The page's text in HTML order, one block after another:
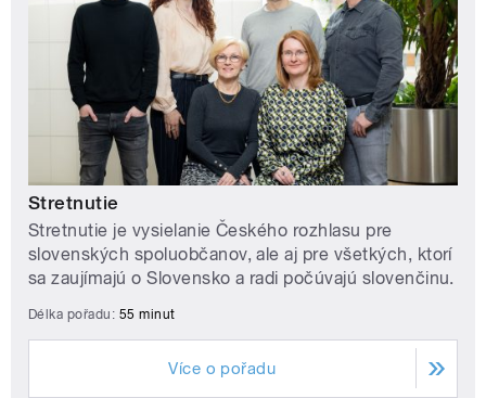
Stretnutie
Stretnutie je vysielanie Českého rozhlasu pre
slovenských spoluobčanov, ale aj pre všetkých, ktorí
sa zaujímajú o Slovensko a radi počúvajú slovenčinu.
Délka pořadu: 55 minut
Více o pořadu